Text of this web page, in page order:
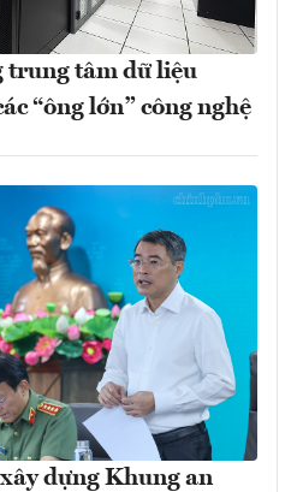
trung tâm dữ liệu
“ông lớn” công nghệ
dựng Khung an